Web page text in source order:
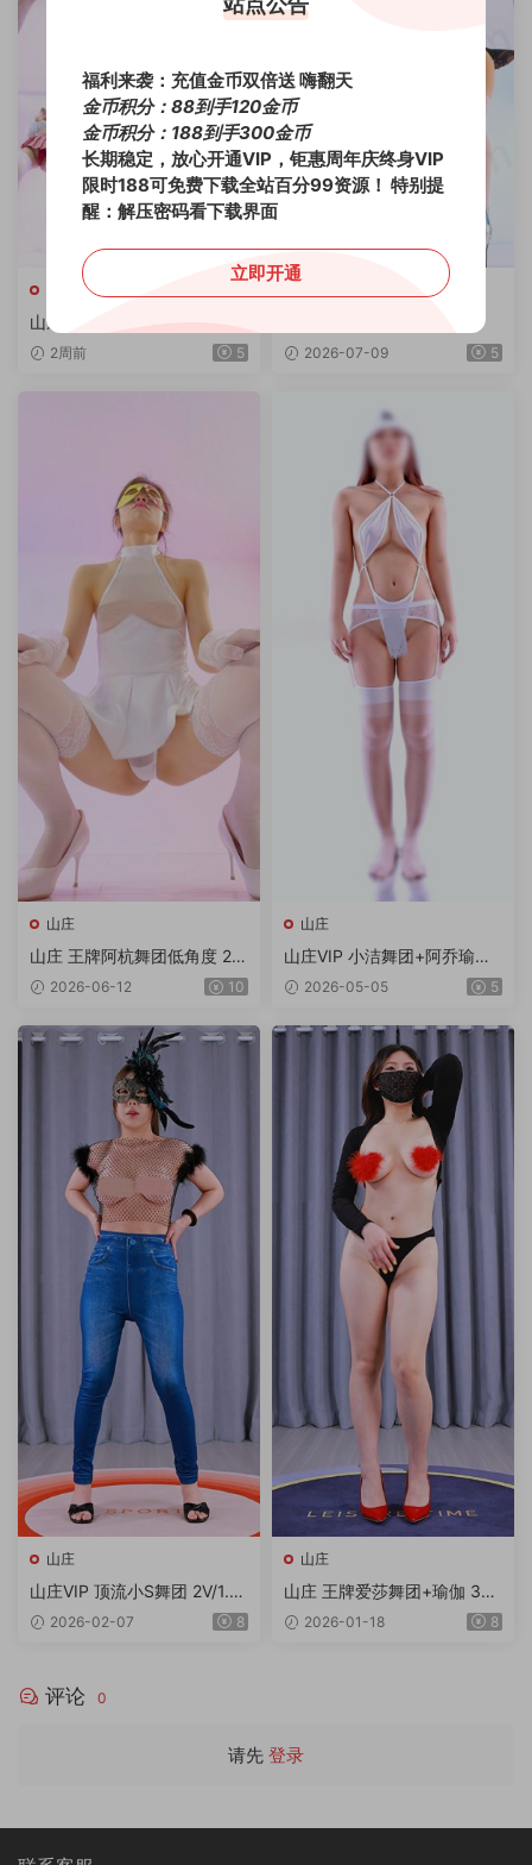
山庄VIP 顶流阿江韩舞 2V/2.0
9G/4K
2周前 5 2026-07-09 5
山庄
山庄 王牌阿杭舞团低角度 2V/
1.92G2026-06-12 10
山庄
山庄VIP 小洁舞团+阿乔瑜伽
合集 6V/6.99G/4K
2026-05-05 5
山庄
山庄VIP 顶流小S舞团 2V/1.7
3G/4K
2026-02-07 8
山庄
山庄 王牌爱莎舞团+瑜伽 3V
2.44G2026-01-18 8
评论 0
请先 登录
福利来袭：充值金币双倍送 嗨翻天
金币积分：88到手120金币
金币积分：188到手300金币
长期稳定，放心开通VIP，钜惠周年庆终身VIP
限时188可免费下载全站百分99资源！ 特别提
醒：解压密码看下载界面
立即开通